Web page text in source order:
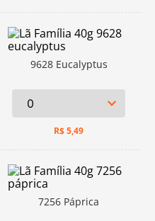
9628 Eucalyptus
R$5,49
7256 Páprica